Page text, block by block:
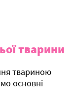
тварини
твариною
основні